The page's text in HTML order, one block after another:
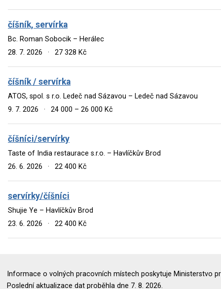
číšník, servírka
Bc. Roman Sobocik – Herálec
28. 7. 2026
· 27 328 Kč
číšník / servírka
ATOS, spol. s r.o. Ledeč nad Sázavou – Ledeč nad Sázavou
9. 7. 2026
· 24 000 – 26 000 Kč
číšníci/servírky
Taste of India restaurace s.r.o. – Havlíčkův Brod
26. 6. 2026
· 22 400 Kč
servírky/číšníci
Shujie Ye – Havlíčkův Brod
23. 6. 2026
· 22 400 Kč
Informace o volných pracovních místech poskytuje Ministerstvo
Poslední aktualizace dat proběhla dne 7. 8. 2026.